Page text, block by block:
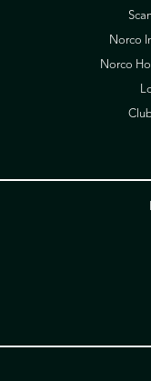
Norco
Norco